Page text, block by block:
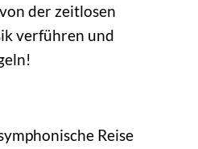
der zeitlosen
verführen und
Reise